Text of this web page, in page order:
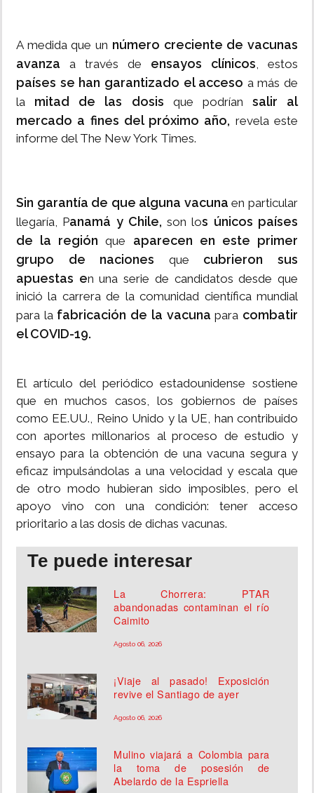
A medida que un número creciente de vacunas
avanza a través de ensayos clínicos, estos
países se han garantizado el acceso a más de
la mitad de las dosis que podrían salir al
mercado a fines del próximo año, revela este
informe del The New York Times.
Sin garantía de que alguna vacunaen particular
llegaría, Panamá y Chile,son los únicos países
de la región que aparecen en este primer
grupo de naciones que cubrieron sus
apuestas en una serie de candidatos desde que
inició la carrera de la comunidad científica mundial
para lafabricación de la vacunapara combatir
el COVID-19.
El artículo del periódico estadounidense sostiene
que en muchos casos, los gobiernos de países
como EE.UU., Reino Unido y la UE, han contribuido
con aportes millonarios al proceso de estudio y
ensayo para la obtención de una vacuna segura y
eficaz impulsándolas a una velocidad y escala que
de otro modo hubieran sido imposibles, pero el
apoyo vino con una condición: tener acceso
prioritario a las dosis de dichas vacunas.
Te puede interesar
La Chorrera: PTAR
abandonadas contaminan el río
Caimito
Agosto 06, 2026
¡Viaje al pasado! Exposición
revive el Santiago de ayer
Agosto 06, 2026
Mulino viajará a Colombia para
la toma de posesión de
Abelardo de la Espriella